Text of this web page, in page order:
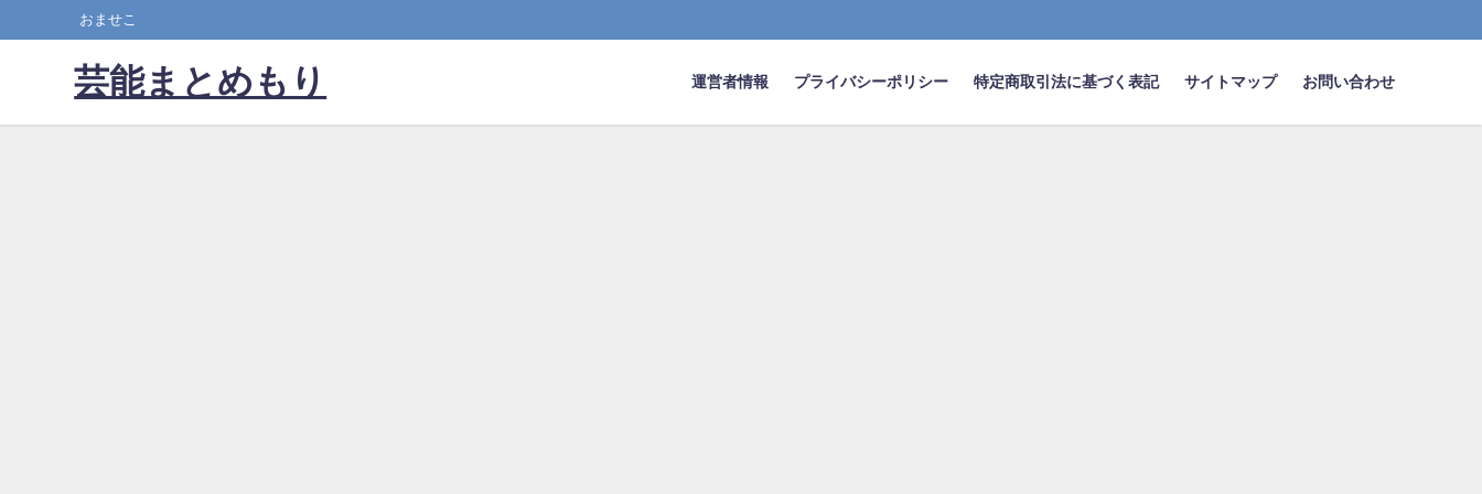
おませこ
芸能まとめもり 運営者情報 プライバシーポリシー 特定商取引法に基づく表記 サイトマップ お問い合わせ